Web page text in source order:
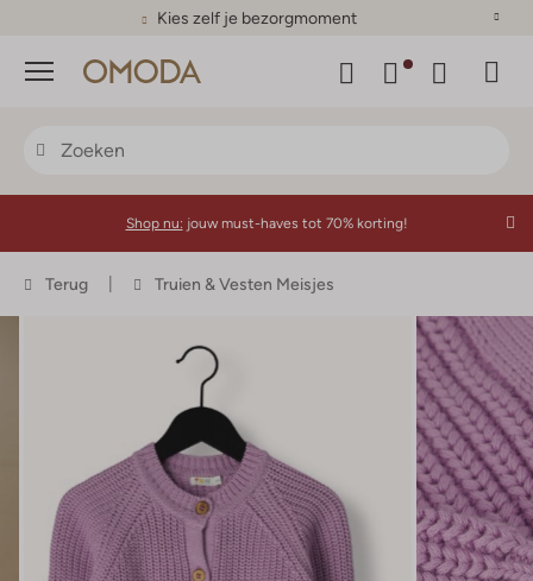
Kies zelf je bezorgmoment
Menu
Shop nu: jouw must-haves tot 70% korting!
Terug Truien & Vesten Meisjes